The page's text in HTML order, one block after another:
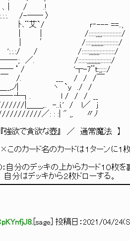
丶、| / .!
/-―― 〉
¨艾`/ ｒ‐--- ==..,
::::;;;;;;;;::::::::::/
魔法カード
. /::::::;;;;;;;;;:::::::/
7¨ｔ:;;:::/ デッキの上
/. ___ / / /￣
ノ| ヽ `y ./ /
l / / / __
|＿＿,.. -..i.' / l／ j 【
／: : :| " ,, 〃ﾉ
な壺』 ／ 通常魔法 】
のカードは１ターンに１枚し
上からカード１０枚を裏側
ら２枚ドローする。
sage ] 投稿日： 2021/04/